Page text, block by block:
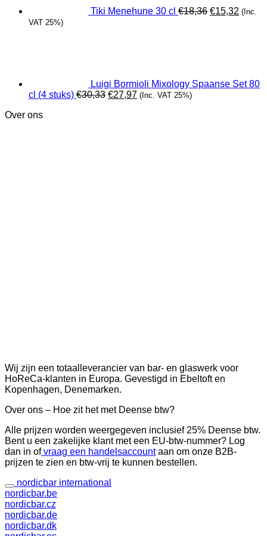
Tiki Menehune 30 cl €18,36 €15,32 (Inc.
VAT 25%)
Luigi Bormioli Mixology Spaanse Set 80
cl (4 stuks) €30,33 Oorspronkelijke
€27,97Huidige
(Inc. VAT 25%)
Over ons
Wij zijn een totaalleverancier van bar- en glaswerk voor
HoReCa-klanten in Europa. Gevestigd in Ebeltoft en
Kopenhagen, Denemarken.
Over ons – Hoe zit het met Deense btw?
Alle prijzen worden weergegeven inclusief 25% Deense btw.
Bent u een zakelijke klant met een EU-btw-nummer? Log
dan in ofvraag een handelsaccountaan om onze B2B-
prijzen te zien en btw-vrij te kunnen bestellen.
nordicbar international
nordicbar.be
nordicbar.cz
nordicbar.de
nordicbar.dk